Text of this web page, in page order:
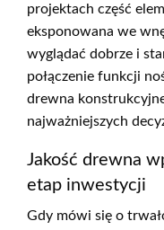
projektach część
eksponowana we
wyglądać dobrze i
połączenie funkcji
drewna
najważniejszych
Jakość drewna
etap inwestycji
Gdy mówi się o